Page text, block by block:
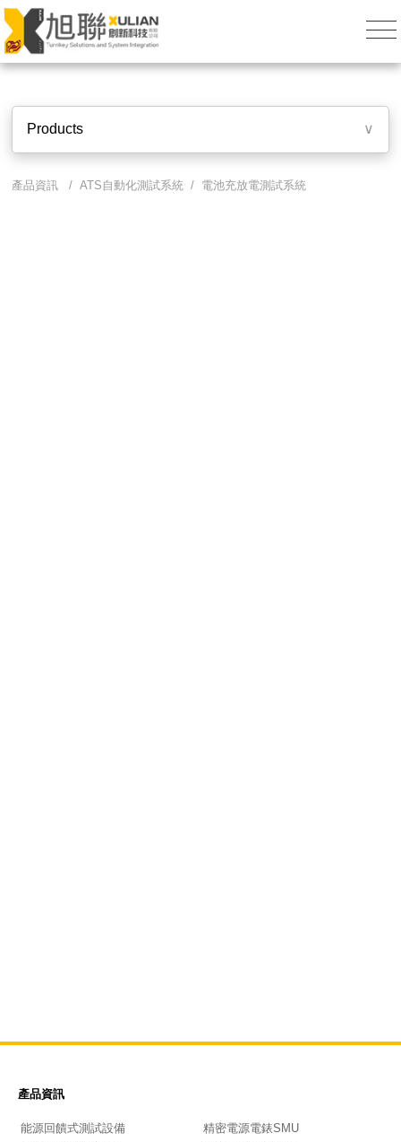
Products ∨
產品資訊 /ATS自動化測試系統 / 電池充放電測試系統
產品資訊
能源回饋式測試設備
精密電源電錶SMU